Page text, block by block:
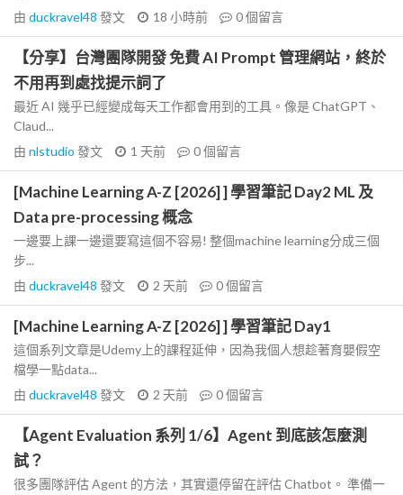
由 duckravel48 發文 18 小時前 0個留言
【分享】台灣團隊開發 免費 AI Prompt 管理網站，終於
不用再到處找提示詞了
最近 AI 幾乎已經變成每天工作都會用到的工具。像是 ChatGPT、
Claud...
由 nlstudio 發文 1 天前 0個留言
[Machine Learning A-Z [2026] ] 學習筆記 Day2 ML 及
Data pre-processing 概念
一邊要上課一邊還要寫這個不容易! 整個machine learning分成三個
步...
由 duckravel48 發文 2 天前 0個留言
[Machine Learning A-Z [2026] ] 學習筆記 Day1
這個系列文章是Udemy上的課程延伸，因為我個人想趁著育嬰假空
檔學一點data...
由 duckravel48 發文 2 天前 0個留言
【Agent Evaluation 系列 1/6】Agent 到底該怎麼測
試？
很多團隊評估 Agent 的方法，其實還停留在評估 Chatbot。 準備一